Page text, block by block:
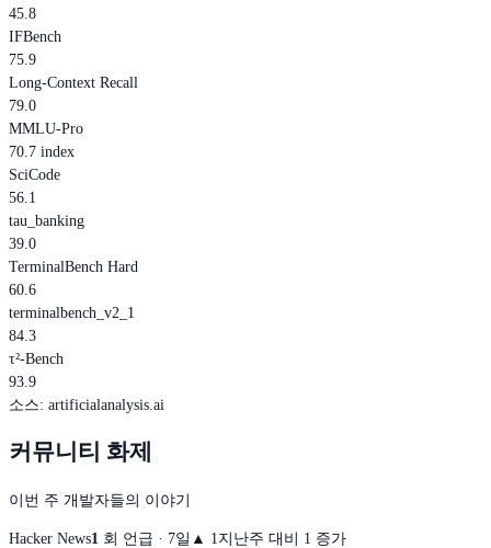
45.8
IFBench
75.9
Long-Context Recall
79.0
MMLU-Pro
70.7 index
SciCode
56.1
tau_banking
39.0
TerminalBench Hard
60.6
terminalbench_v2_1
84.3
τ²-Bench
93.9
소스: artificialanalysis.ai
커뮤니티 화제
이번 주 개발자들의 이야기
Hacker News1 회 언급 · 7일 ▲ 1 지난주 대비 1 증가